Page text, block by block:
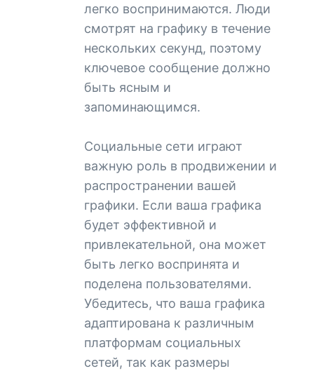
легко воспринимаются. Люди
смотрят на графику в течение
нескольких секунд, поэтому
ключевое сообщение должно
быть ясным и
запоминающимся.
Социальные сети играют
важную роль в продвижении и
распространении вашей
графики. Если ваша графика
будет эффективной и
привлекательной, она может
быть легко воспринята и
поделена пользователями.
Убедитесь, что ваша графика
адаптирована к различным
платформам социальных
сетей, так как размеры